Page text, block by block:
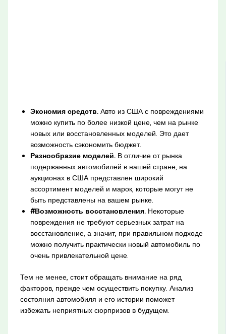
Экономия средств.Авто из США с повреждениями
можно купить по более низкой цене, чем на рынке
новых или восстановленных моделей. Это дает
возможность сэкономить бюджет.
Разнообразие моделей.В отличие от рынка
подержанных автомобилей в нашей стране, на
аукционах в США представлен широкий
ассортимент моделей и марок, которые могут не
быть представлены на вашем рынке.
#Возможность восстановления.Некоторые
повреждения не требуют серьезных затрат на
восстановление, а значит, при правильном подходе
можно получить практически новый автомобиль по
очень привлекательной цене.
Тем не менее, стоит обращать внимание на ряд
факторов, прежде чем осуществить покупку. Анализ
состояния автомобиля и его истории поможет
избежать неприятных сюрпризов в будущем.